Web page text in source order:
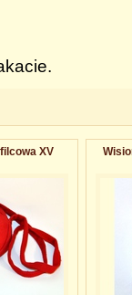
XV